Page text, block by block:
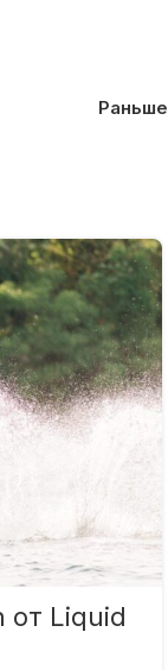
Раньше
от Liquid